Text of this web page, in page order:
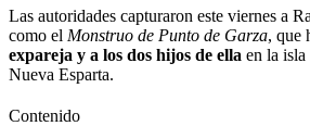
Las autoridades capturaron este viernes a
como el Monstruo de Punto de Garza, que
expareja y a los dos hijos de ella en la isla
Nueva Esparta.
Contenido